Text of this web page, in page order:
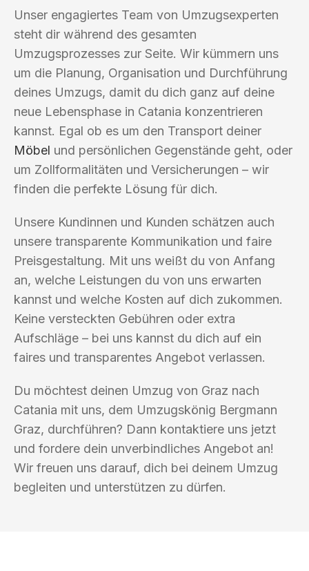
Unser engagiertes Team von Umzugsexperten
steht dir während des gesamten
Umzugsprozesses zur Seite. Wir kümmern uns
um die Planung, Organisation und Durchführung
deines Umzugs, damit du dich ganz auf deine
neue Lebensphase in Catania konzentrieren
kannst. Egal ob es um den Transport deiner
Möbel und persönlichen Gegenstände geht, oder
um Zollformalitäten und Versicherungen – wir
finden die perfekte Lösung für dich.
Unsere Kundinnen und Kunden schätzen auch
unsere transparente Kommunikation und faire
Preisgestaltung. Mit uns weißt du von Anfang
an, welche Leistungen du von uns erwarten
kannst und welche Kosten auf dich zukommen.
Keine versteckten Gebühren oder extra
Aufschläge – bei uns kannst du dich auf ein
faires und transparentes Angebot verlassen.
Du möchtest deinen Umzug von Graz nach
Catania mit uns, dem Umzugskönig Bergmann
Graz, durchführen? Dann kontaktiere uns jetzt
und fordere dein unverbindliches Angebot an!
Wir freuen uns darauf, dich bei deinem Umzug
begleiten und unterstützen zu dürfen.